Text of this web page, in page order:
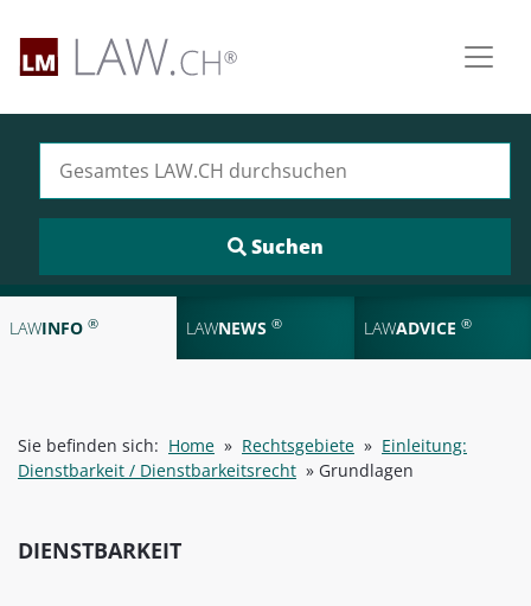
LAWINFO ® LAWNEWS ® LAWADVICE ®
Sie befinden sich: Home » Rechtsgebiete » Einleitung:
Dienstbarkeit / Dienstbarkeitsrecht » Grundlagen
DIENSTBARKEIT